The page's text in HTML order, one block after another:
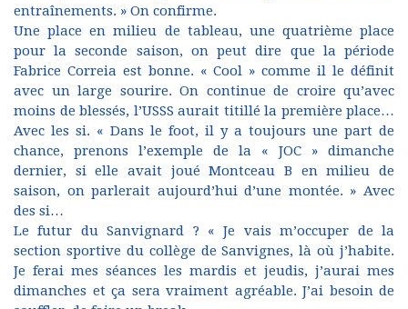
entraînements. » On confirme.
Une place en milieu de tableau, une quatrième place
pour la seconde saison, on peut dire que la période
Fabrice Correia est bonne. « Cool » comme il le définit
avec un large sourire. On continue de croire qu’avec
moins de blessés, l’USSS aurait titillé la première place…
Avec les si. « Dans le foot, il y a toujours une part de
chance, prenons l’exemple de la « JOC » dimanche
dernier, si elle avait joué Montceau B en milieu de
saison, on parlerait aujourd’hui d’une montée. » Avec
des si…
Le futur du Sanvignard ? « Je vais m’occuper de la
section sportive du collège de Sanvignes, là où j’habite.
Je ferai mes séances les mardis et jeudis, j’aurai mes
dimanches et ça sera vraiment agréable. J’ai besoin de